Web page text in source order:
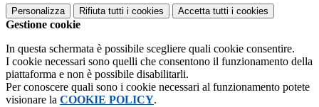
Personalizza Rifiuta tutti i cookies Accetta tutti i cookies
Gestione cookie
In questa schermata è possibile scegliere quali cookie consentire.
I cookie necessari sono quelli che consentono il funzionamento della
piattaforma e non è possibile disabilitarli.
Per conoscere quali sono i cookie necessari al funzionamento potete
visionare la COOKIE POLICY.